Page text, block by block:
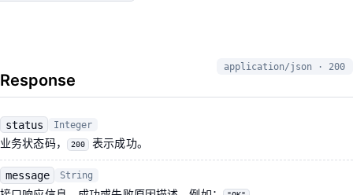
Response
application/json · 200
status Integer
业务状态码， 200 表示成功。
message String